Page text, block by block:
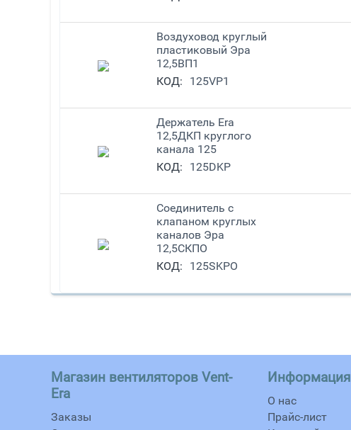
Воздуховод круглый
пластиковый Эра
12,5ВП1
КОД:
125VP1
Держатель Era
12,5ДКП круглого
канала 125
КОД:
125DKP
Соединитель с
клапаном круглых
каналов Эра
12,5СКПО
КОД:
125SKPO
Магазин вентиляторов Vent-
Era
Заказы
Информация
О нас
Прайс-лист